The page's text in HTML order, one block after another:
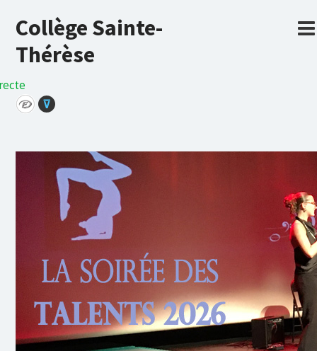
Collège Sainte-
Thérèse
⊽